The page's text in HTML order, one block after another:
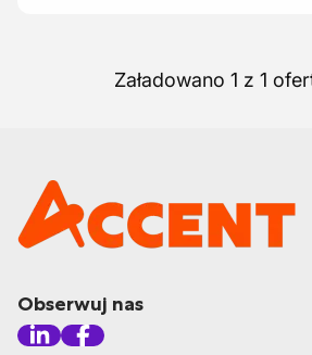
Załadowano 1 z 1
Obserwuj nas